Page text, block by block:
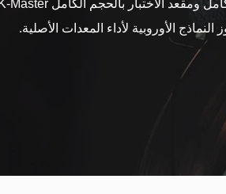
النماذج الأوروبية لأداء المعدات الأصلية.